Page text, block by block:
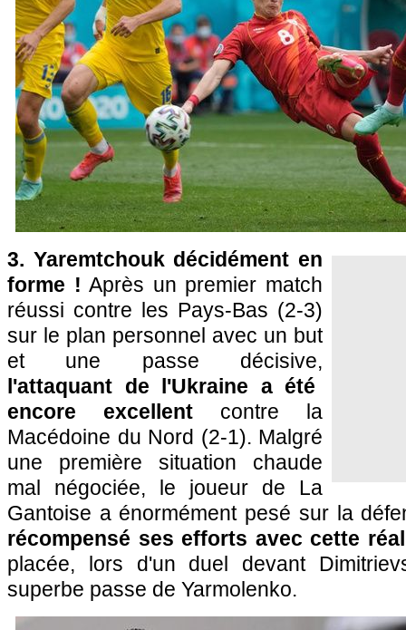
3. Yaremtchouk décidément en
forme ! Après un premier match
réussi contre les Pays-Bas (2-3)
sur le plan personnel avec un but
et une passe décisive,
l'attaquant de l'Ukraine a été
encore excellent contre la
Macédoine du Nord (2-1). Malgré
une première situation chaude
mal négociée, le joueur de La
Gantoise a énormément pesé sur la
récompensé ses efforts avec cette
placée, lors d'un duel devant
superbe passe de Yarmolenko.